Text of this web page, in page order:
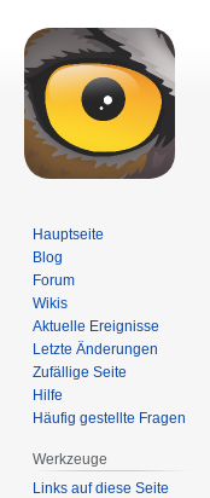
Hauptseite
Blog
Forum
Wikis
Aktuelle Ereignisse
Letzte Änderungen
Zufällige Seite
Hilfe
Häufig gestellte Fragen
Werkzeuge
Links auf diese Seite